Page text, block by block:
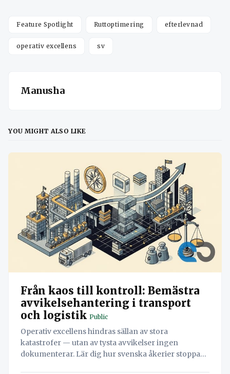
Feature Spotlight Ruttoptimering efterlevnad
operativ excellens sv
Manusha
YOU MIGHT ALSO LIKE
Från kaos till kontroll: Bemästra
avvikelsehantering i transport
och logistik Public
Operativ excellens hindras sällan av stora
katastrofer — utan av tysta avvikelser ingen
dokumenterar. Lär dig hur svenska åkerier stoppar